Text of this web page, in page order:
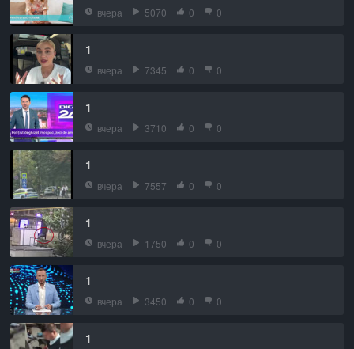
вчера 5070 0 0
1
вчера 7345 0 0
1
вчера 3710 0 0
1
вчера 7557 0 0
1
вчера 1750 0 0
1
вчера 3450 0 0
1